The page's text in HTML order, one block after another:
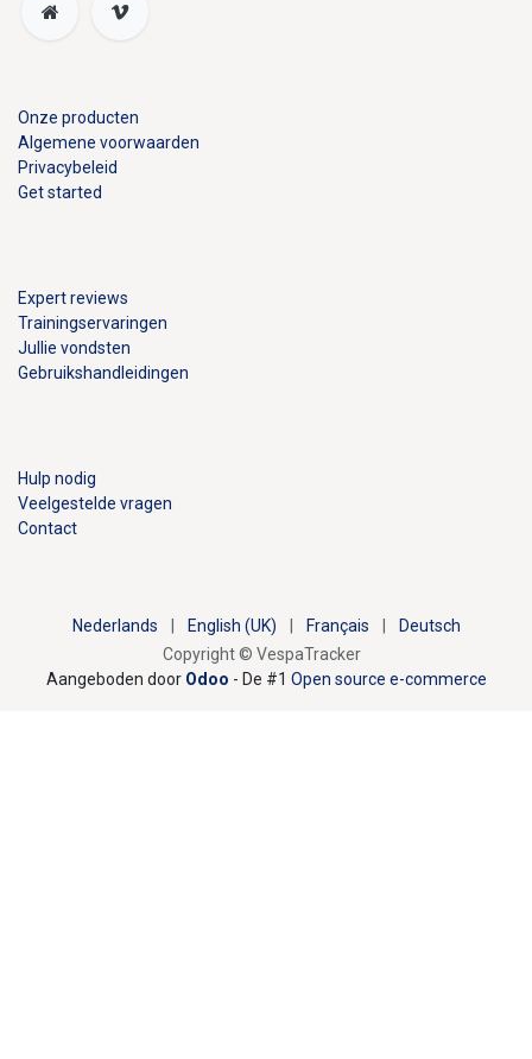
Onze producten
Algemene voorwaarden
Privacybeleid
Get started
Expert reviews
Trainingservaringen
Jullie vondsten
Gebruikshandleidingen
Hulp nodig
Veelgestelde vragen
Contact
Copyright © VespaTracker
Nederlands English (UK) Français Deutsch
Aangeboden door Odoo - De #1 Open source e-commerce